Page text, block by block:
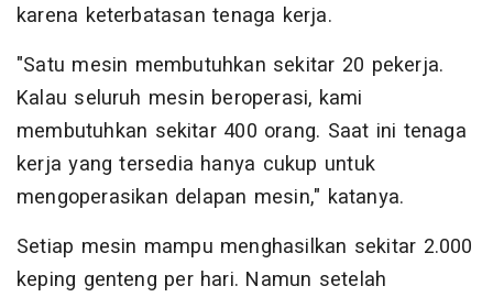
karena keterbatasan tenaga kerja.
"Satu mesin membutuhkan sekitar 20 pekerja.
Kalau seluruh mesin beroperasi, kami
membutuhkan sekitar 400 orang. Saat ini tenaga
kerja yang tersedia hanya cukup untuk
mengoperasikan delapan mesin," katanya.
Setiap mesin mampu menghasilkan sekitar 2.000
keping genteng per hari. Namun setelah